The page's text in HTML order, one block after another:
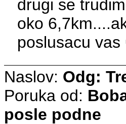
drugi se
oko
poslusacu vas
Naslov: Odg:
Poruka od:
posle podne